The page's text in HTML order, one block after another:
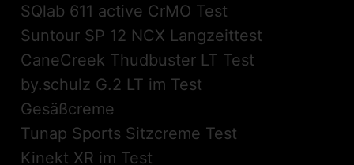
SQlab 611 active CrMO Test
Suntour SP 12 NCX Langzeittest
CaneCreek Thudbuster LT Test
by.schulz G.2 LT im Test
Gesäßcreme
Tunap Sports Sitzcreme Test
Kinekt XR im Test